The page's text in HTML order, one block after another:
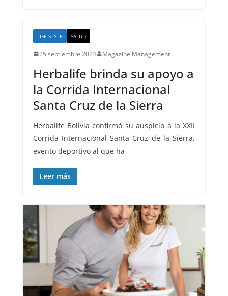
LIFE STYLE SALUD
25 septiembre 2024 Magazine Management
Herbalife brinda su apoyo a
la Corrida Internacional
Santa Cruz de la Sierra
Herbalife Bolivia confirmó su auspicio a la XXII
Corrida Internacional Santa Cruz de la Sierra,
evento deportivo al que ha
Leer más